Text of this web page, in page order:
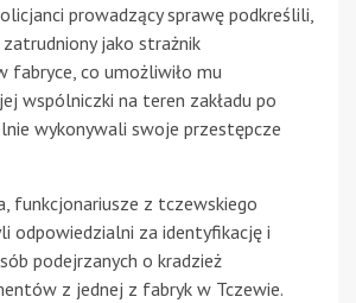
prowadzący sprawę podkreślili,
zatrudniony jako strażnik
fabryce, co umożliwiło mu
wspólniczki na teren zakładu po
wykonywali swoje przestępcze
funkcjonariusze z tczewskiego
odpowiedzialni za identyfikację i
podejrzanych o kradzież
z jednej z fabryk w Tczewie.